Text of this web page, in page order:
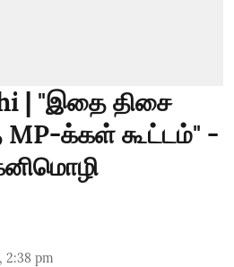
| "இதை திசை
MP-க்கள் கூட்டம்" -
2:38 pm